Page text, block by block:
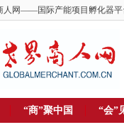
人网——国际产能项目孵化器
“商”聚中国 “会”